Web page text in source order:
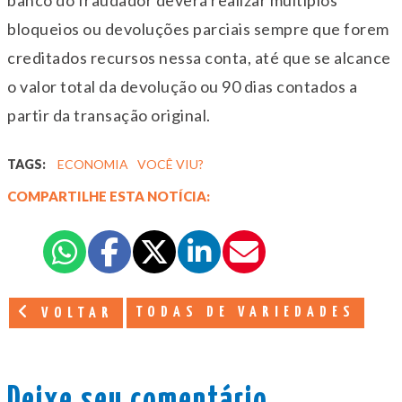
bloqueios ou devoluções parciais sempre que forem
creditados recursos nessa conta, até que se alcance
o valor total da devolução ou 90 dias contados a
partir da transação original.
TAGS: ECONOMIA VOCÊ VIU?
COMPARTILHE ESTA NOTÍCIA:
VOLTAR TODAS DE VARIEDADES